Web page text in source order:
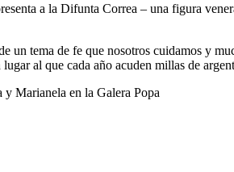
a la Difunta Correa – una figura
un tema de fe que nosotros cuidamos y
al que cada año acuden millas de
y Marianela en la Galera Popa